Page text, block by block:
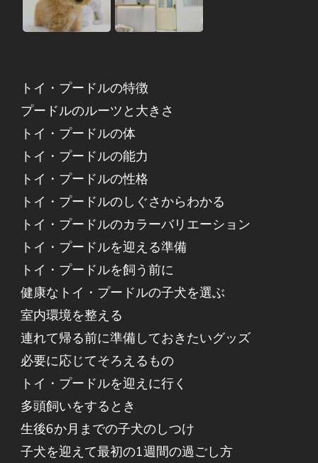
トイ・プードルの特徴
プードルのルーツと大きさ
トイ・プードルの体
トイ・プードルの能力
トイ・プードルの性格
トイ・プードルのしぐさからわかる
トイ・プードルのカラーバリエーション
トイ・プードルを迎える準備
トイ・プードルを飼う前に
健康なトイ・プードルの子犬を選ぶ
室内環境を整える
連れて帰る前に準備しておきたいグッズ
必要に応じてそろえるもの
トイ・プードルを迎えに行く
多頭飼いをするとき
生後6か月までの子犬のしつけ
子犬を迎えて最初の1週間の過ごし方